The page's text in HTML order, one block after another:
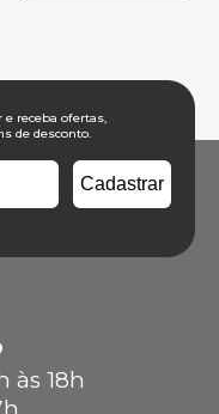
receba ofertas,
de desconto.
às 18h